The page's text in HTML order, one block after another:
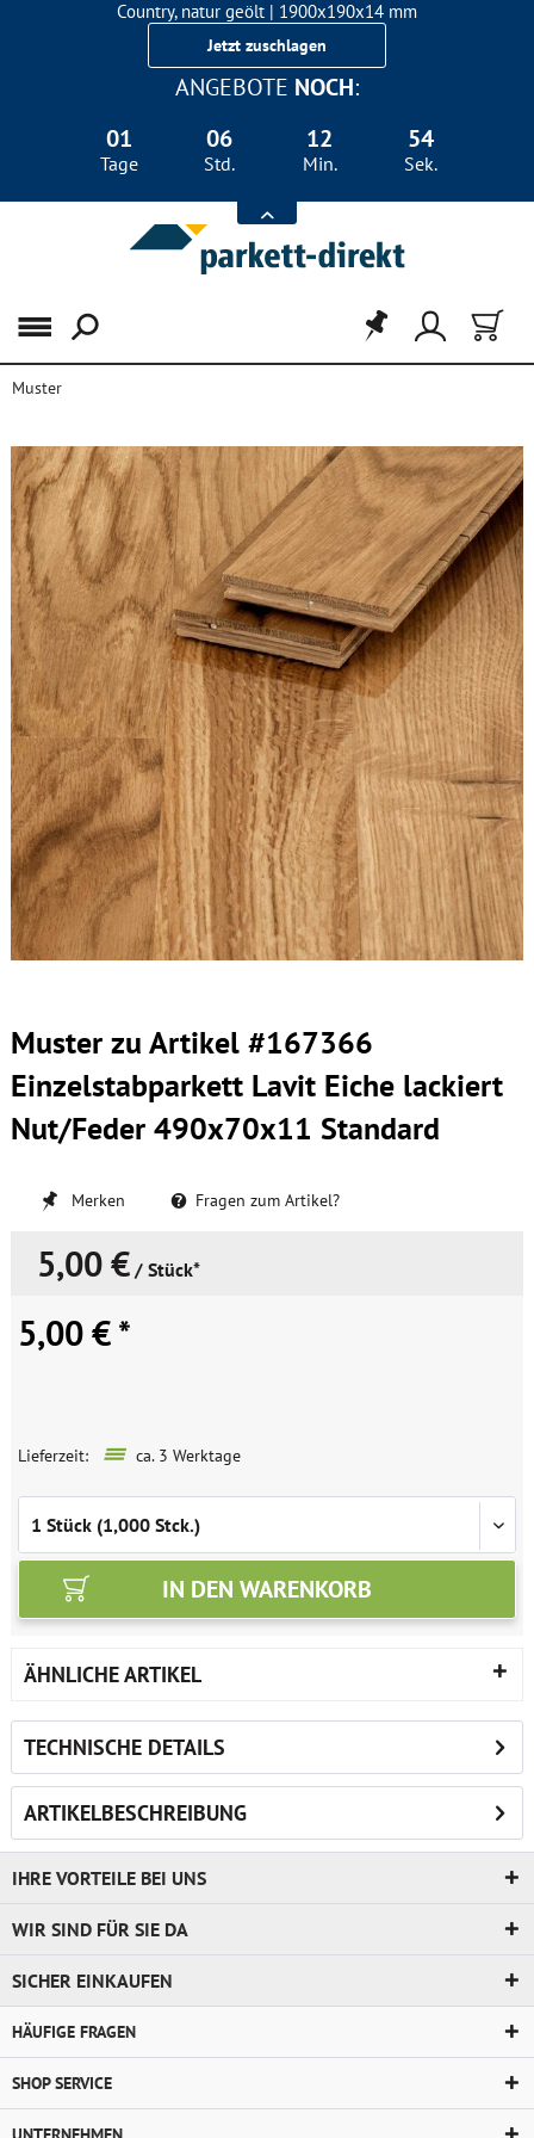
Country, natur geölt | 1900x190x14 mm
Landhausdiele Eiche für nur 29,90 €/m²
Jetzt zuschlagen
ANGEBOTE NOCH:
01
Tage
06
Std.
12
Min.
54
Sek.
Menü
Muster
Muster zu Artikel #167366
Einzelstabparkett Lavit Eiche lackiert
Nut/Feder 490x70x11 Standard
Merken Fragen zum Artikel?
5,00 € / Stück*
5,00 € *
Lieferzeit: ca. 3 Werktage
IN DEN WARENKORB
ÄHNLICHE ARTIKEL
TECHNISCHE DETAILS
ARTIKELBESCHREIBUNG
IHRE VORTEILE BEI UNS
WIR SIND FÜR SIE DA
SICHER EINKAUFEN
HÄUFIGE FRAGEN
SHOP SERVICE